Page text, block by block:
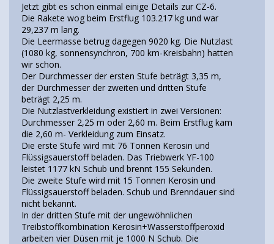
Jetzt gibt es schon einmal einige Details zur CZ-6.
Die Rakete wog beim Erstflug 103.217 kg und war
29,237 m lang.
Die Leermasse betrug dagegen 9020 kg. Die Nutzlast
(1080 kg, sonnensynchron, 700 km-Kreisbahn) hatten
wir schon.
Der Durchmesser der ersten Stufe beträgt 3,35 m,
der Durchmesser der zweiten und dritten Stufe
beträgt 2,25 m.
Die Nutzlastverkleidung existiert in zwei Versionen:
Durchmesser 2,25 m oder 2,60 m. Beim Erstflug kam
die 2,60 m- Verkleidung zum Einsatz.
Die erste Stufe wird mit 76 Tonnen Kerosin und
Flüssigsauerstoff beladen. Das Triebwerk YF-100
leistet 1177 kN Schub und brennt 155 Sekunden.
Die zweite Stufe wird mit 15 Tonnen Kerosin und
Flüssigsauerstoff beladen. Schub und Brenndauer sind
nicht bekannt.
In der dritten Stufe mit der ungewöhnlichen
Treibstoffkombination Kerosin+Wasserstoffperoxid
arbeiten vier Düsen mit je 1000 N Schub. Die